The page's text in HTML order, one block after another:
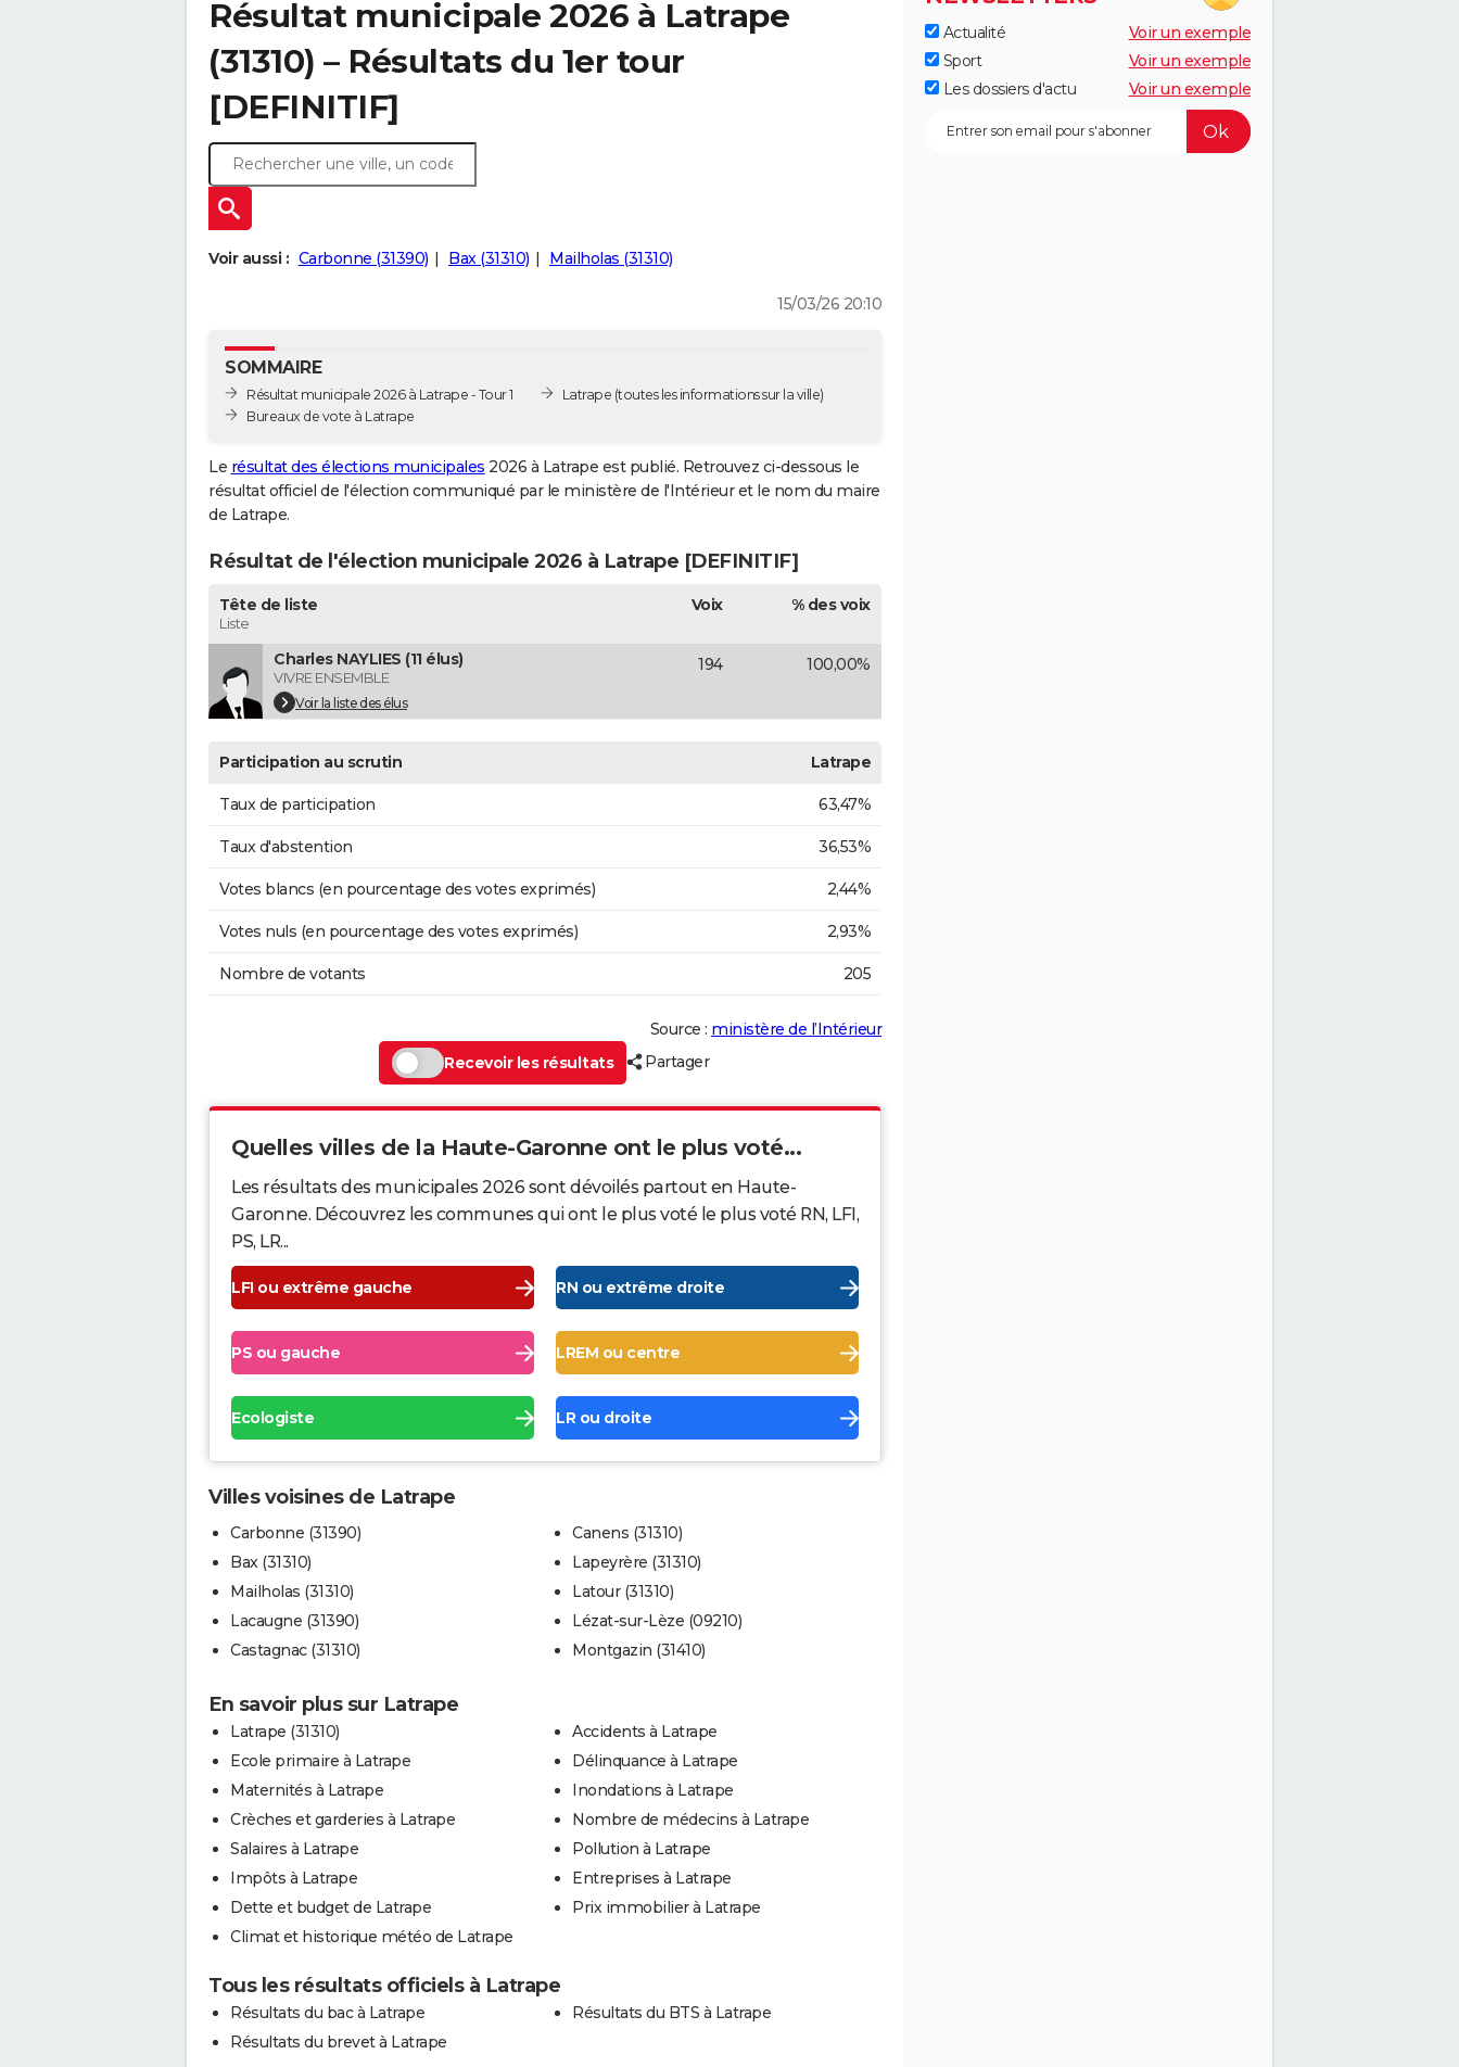
Résultat municipale 2026 à Latrape
(31310) – Résultats du 1er tour
[DEFINITIF]
Voir aussi : Carbonne (31390) Bax (31310) Mailholas (31310)
15/03/26 20:10
SOMMAIRE
Résultat municipale 2026 à Latrape - Tour 1
Bureaux de vote à Latrape
Latrape (toutes les informations sur la ville)
Le résultat des élections municipales 2026 à Latrape est publié. Retrouvez ci-dessous le
résultat officiel de l'élection communiqué par le ministère de l'Intérieur et le nom du maire
de Latrape.
Résultat de l'élection municipale 2026 à Latrape [DEFINITIF]
Tête de liste
Liste
Voix % des voix
Charles NAYLIES (11 élus)
VIVRE ENSEMBLE
Voir la liste des élus
194 100,00%
Participation au scrutin Latrape
Taux de participation 63,47%
Taux d'abstention 36,53%
Votes blancs (en pourcentage des votes exprimés) 2,44%
Votes nuls (en pourcentage des votes exprimés) 2,93%
Nombre de votants 205
Source : ministère de l’Intérieur
Recevoir les résultats
Partager
Quelles villes de la Haute-Garonne ont le plus voté...
Les résultats des municipales 2026 sont dévoilés partout en Haute-
Garonne. Découvrez les communes qui ont le plus voté le plus voté RN, LFI,
PS, LR...
LFI ou extrême gauche RN ou extrême droite
PS ou gauche LREM ou centre
Ecologiste LR ou droite
Villes voisines de Latrape
Carbonne (31390)
Bax (31310)
Mailholas (31310)
Lacaugne (31390)
Castagnac (31310)
Canens (31310)
Lapeyrère (31310)
Latour (31310)
Lézat-sur-Lèze (09210)
Montgazin (31410)
En savoir plus sur Latrape
Latrape (31310)
Ecole primaire à Latrape
Maternités à Latrape
Crèches et garderies à Latrape
Salaires à Latrape
Impôts à Latrape
Dette et budget de Latrape
Climat et historique météo de Latrape
Accidents à Latrape
Délinquance à Latrape
Inondations à Latrape
Nombre de médecins à Latrape
Pollution à Latrape
Entreprises à Latrape
Prix immobilier à Latrape
Tous les résultats officiels à Latrape
Résultats du bac à Latrape
Résultats du brevet à Latrape
Résultats du BTS à Latrape
Actualité
Voir un exemple
Sport
Voir un exemple
Les dossiers d'actu
Voir un exemple